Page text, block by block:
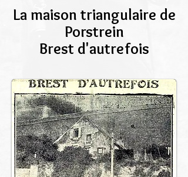
La maison triangulaire de
Porstrein
Brest d'autrefois